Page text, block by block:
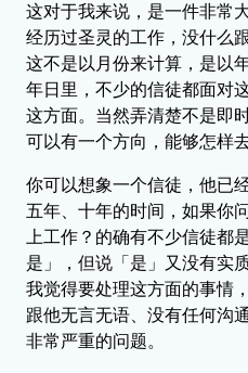
这对于我来说，是一件非常
经历过圣灵的工作，没什么
这不是以月份来计算，是以
年日里，不少的信徒都面对
这方面。当然弄清楚不是即
可以有一个方向，能够怎样
你可以想象一个信徒，他已
五年、十年的时间，如果你
上工作？的确有不少信徒都
是」，但说「是」又没有实
我觉得要处理这方面的事情
跟他无言无语、没有任何沟
非常严重的问题。